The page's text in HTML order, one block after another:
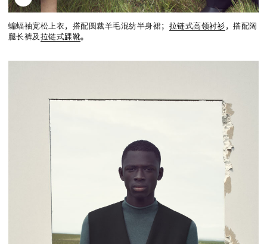
蝙蝠袖宽松上衣，搭配圆裁羊毛混纺半身裙； 拉链式高领衬衫 ，搭配阔
腿长裤及 拉链式踝靴。